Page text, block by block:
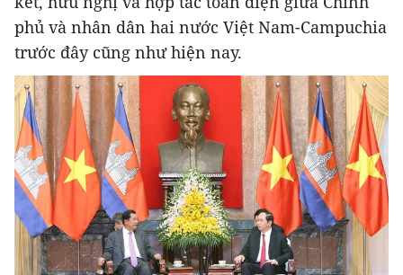
phủ và nhân dân hai nước Việt Nam-Campuchia
trước đây cũng như hiện nay.